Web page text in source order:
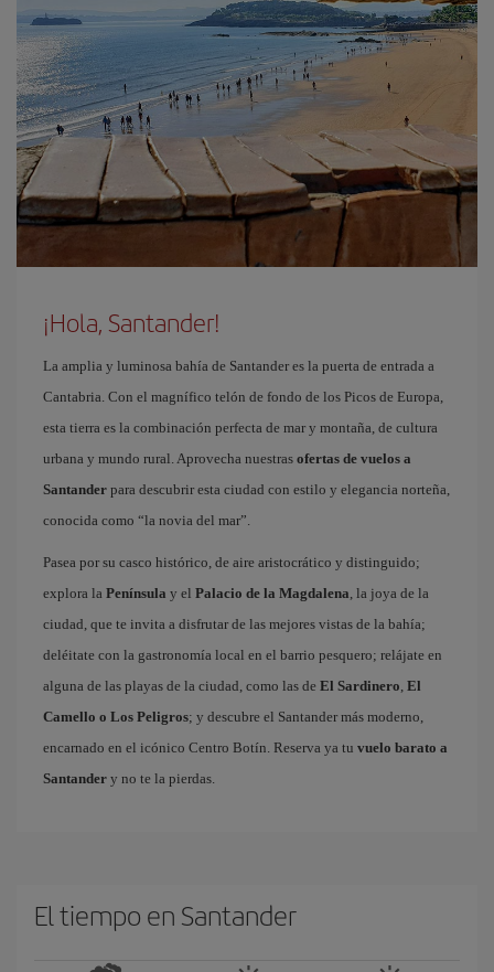
¡Hola, Santander!
La amplia y luminosa bahía de Santander es la puerta de entrada a
Cantabria. Con el magnífico telón de fondo de los Picos de Europa,
esta tierra es la combinación perfecta de mar y montaña, de cultura
urbana y mundo rural. Aprovecha nuestras ofertas de vuelos a
Santander para descubrir esta ciudad con estilo y elegancia norteña,
conocida como “la novia del mar”.
Pasea por su casco histórico, de aire aristocrático y distinguido;
explora la Península y el Palacio de la Magdalena, la joya de la
ciudad, que te invita a disfrutar de las mejores vistas de la bahía;
deléitate con la gastronomía local en el barrio pesquero; relájate en
alguna de las playas de la ciudad, como las de El Sardinero, El
Camello o Los Peligros; y descubre el Santander más moderno,
encarnado en el icónico Centro Botín. Reserva ya tu vuelo barato a
Santander y no te la pierdas.
El tiempo en Santander